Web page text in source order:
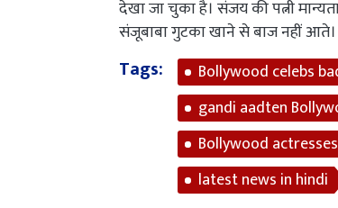
देखा जा चुका है। संजय की पत्नी
संजूबाबा गुटका खाने से बाज नहीं आते।
Tags: Bollywood celebs
gandi aadten
Bollywood
latest news in hindi